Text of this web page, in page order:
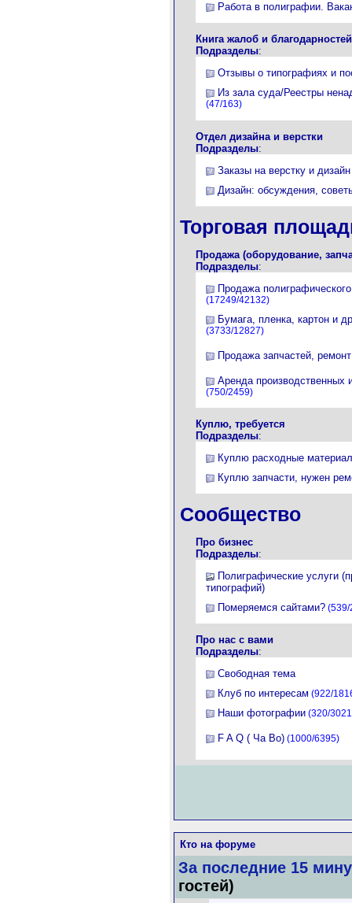
Работа в полиграфии.
Книга жалоб и благодарностей
Подразделы:
Отзывы о типографиях и
Из зала суда/Реестры
(47/163)
Отдел дизайна и верстки
Подразделы:
Заказы на верстку и дизайн
Дизайн: обсуждения,
Торговая
Продажа (оборудование,
Подразделы:
Продажа
(17249/42132)
Бумага, пленка, картон и
(3733/12827)
Продажа запчастей, ремонт
Аренда
(750/2459)
Куплю, требуется
Подразделы:
Куплю расходные
Куплю запчасти, нужен
Сообщество
Про бизнес
Подразделы:
Полиграфические услуги
типографий)
Померяемся сайтами? (539/
Про нас с вами
Подразделы:
Свободная тема
Клуб по интересам (922/
Наши фотографии (320/
F A Q ( Ча Во) (1000/6395)
Кто на форуме
За последние 15
гостей)